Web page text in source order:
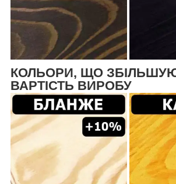
КОЛЬОРИ, ЩО
ВАРТІСТЬ ВИРОБУ